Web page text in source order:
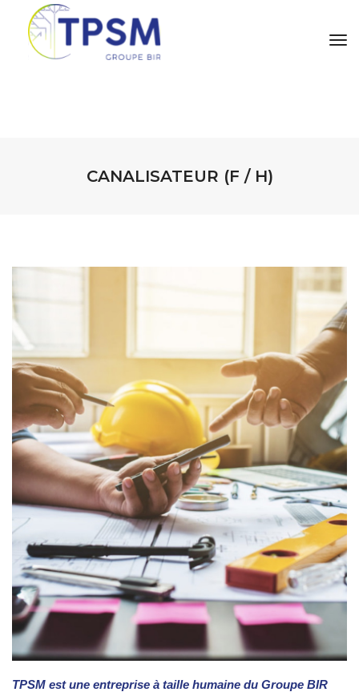
CANALISATEUR (F / H)
TPSM est une entreprise à taille humaine du Groupe BIR